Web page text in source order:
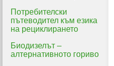
Потребителски
пътеводител към езика
на рециклирането
Биодизелът –
алтернативното гориво